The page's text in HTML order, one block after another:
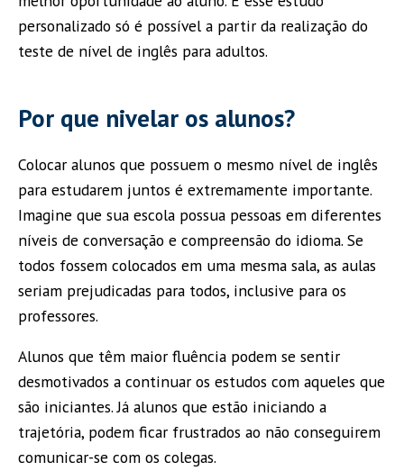
personalizado só é possível a partir da realização do
teste de nível de inglês para adultos.
Por que nivelar os alunos?
Colocar alunos que possuem o mesmo nível de inglês
para estudarem juntos é extremamente importante.
Imagine que sua escola possua pessoas em diferentes
níveis de conversação e compreensão do idioma. Se
todos fossem colocados em uma mesma sala, as aulas
seriam prejudicadas para todos, inclusive para os
professores.
Alunos que têm maior fluência podem se sentir
desmotivados a continuar os estudos com aqueles que
são iniciantes. Já alunos que estão iniciando a
trajetória, podem ficar frustrados ao não conseguirem
comunicar-se com os colegas.